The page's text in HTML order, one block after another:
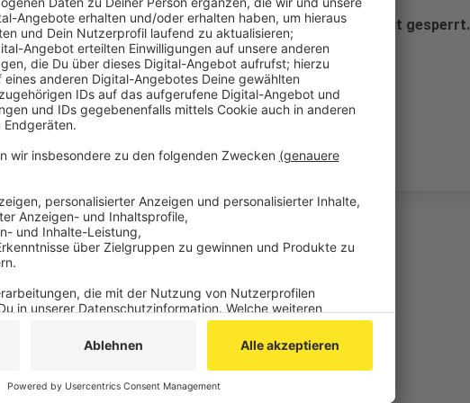
den Zeitraum der Unfallaufnahme war die Unfallörtlichkeit gesperrt.
Mittwoch, 26.05.2021 11:25